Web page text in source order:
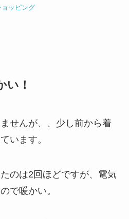
ョッピング
い！
せんが、、少し前から着
います。
のは2回ほどですが、電気
で暖かい。